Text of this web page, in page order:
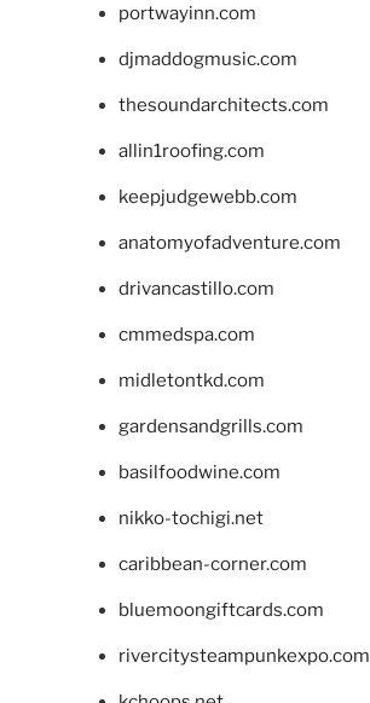
portwayinn.com
djmaddogmusic.com
thesoundarchitects.com
allin1roofing.com
keepjudgewebb.com
anatomyofadventure.com
drivancastillo.com
cmmedspa.com
midletontkd.com
gardensandgrills.com
basilfoodwine.com
nikko-tochigi.net
caribbean-corner.com
bluemoongiftcards.com
rivercitysteampunkexpo.com